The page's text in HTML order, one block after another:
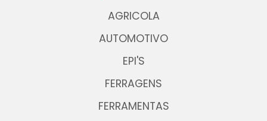
AGRICOLA
AUTOMOTIVO
EPI'S
FERRAGENS
FERRAMENTAS